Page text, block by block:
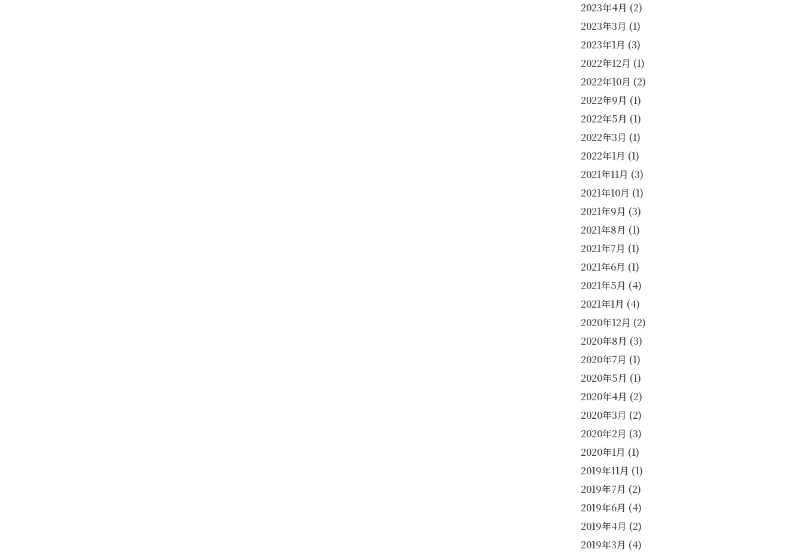
2023年4月 (2)
2023年3月 (1)
2023年1月 (3)
2022年12月 (1)
2022年10月 (2)
2022年9月 (1)
2022年5月 (1)
2022年3月 (1)
2022年1月 (1)
2021年11月 (3)
2021年10月 (1)
2021年9月 (3)
2021年8月 (1)
2021年7月 (1)
2021年6月 (1)
2021年5月 (4)
2021年1月 (4)
2020年12月 (2)
2020年8月 (3)
2020年7月 (1)
2020年5月 (1)
2020年4月 (2)
2020年3月 (2)
2020年2月 (3)
2020年1月 (1)
2019年11月 (1)
2019年7月 (2)
2019年6月 (4)
2019年4月 (2)
2019年3月 (4)